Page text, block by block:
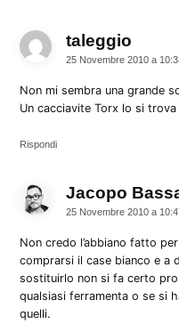
taleggio
25 Novembre 2010 a
Non mi sembra una grande
Un cacciavite Torx lo si
Rispondi
Jacopo
25 Novembre 2010 a
Non credo l’abbiano fatto
comprarsi il case bianco e a
sostituirlo non si fa certo
qualsiasi ferramenta o se si
quelli.